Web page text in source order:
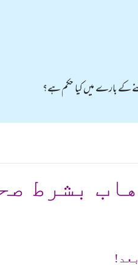
کے بارے میں کیا حکم ہے؟
بشرط